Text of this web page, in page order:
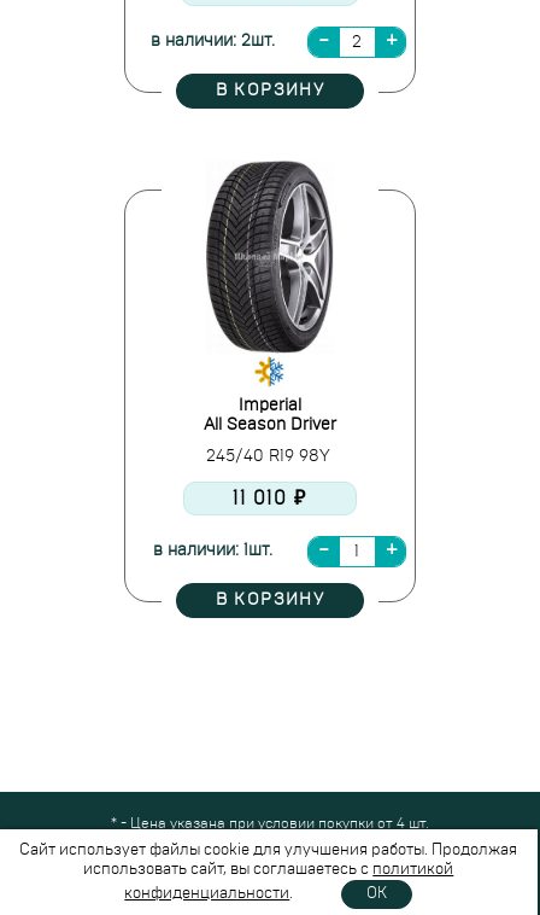
в наличии: 2шт.
В КОРЗИНУ
Imperial
All Season Driver
245/40 R19 98Y
11 010 ₽
в наличии: 1шт.
В КОРЗИНУ
* - Цена указана при условии покупки от 4 шт.
Все права защищены © 2024-2026,Шинный Маркет(ООО "Безопасные
шины")
Вся представленная на сайте информация носит справочный характер и не
является публичной офертой.
Сайт использует файлы cookie для улучшения работы. Продолжая
использовать сайт, вы соглашаетесь с политикой
конфиденциальности. OK